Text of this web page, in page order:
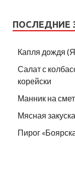
ПОСЛЕДНИЕ
Капля дождя
Салат с
корейски
Манник на
Мясная
Пирог